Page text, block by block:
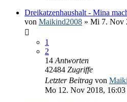
Dreikatzenhaushalt - Mina
von Maikind2008 » Mi 7. Nov
1
2
14 Antworten
42484 Zugriffe
Letzter Beitrag von
Mo 12. Nov 2018, 16:03